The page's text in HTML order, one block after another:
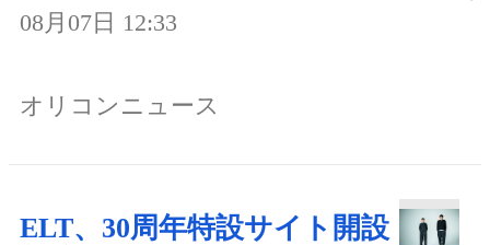
08月07日 12:33
オリコンニュース
ELT、30周年特設サイト開設